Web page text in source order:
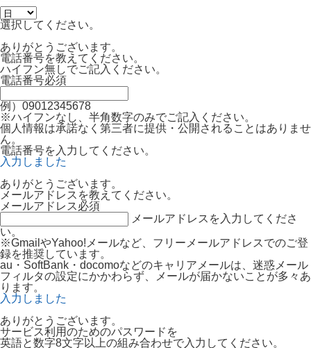
選択してください。
ありがとうございます。
電話番号を教えてください。
ハイフン無しでご記入ください。
電話番号必須
例）09012345678
※ハイフンなし、半角数字のみでご記入ください。
個人情報は承諾なく第三者に提供・公開されることはありませ
ん。
電話番号を入力してください。
入力しました
ありがとうございます。
メールアドレスを教えてください。
メールアドレス必須
メールアドレスを入力してくださ
い。
※GmailやYahoo!メールなど、フリーメールアドレスでのご登
録を推奨しています。
au・SoftBank・docomoなどのキャリアメールは、迷惑メール
フィルタの設定にかかわらず、メールが届かないことが多々あ
ります。
入力しました
ありがとうございます。
サービス利用のためのパスワードを
英語と数字8文字以上の組み合わせで入力してください。